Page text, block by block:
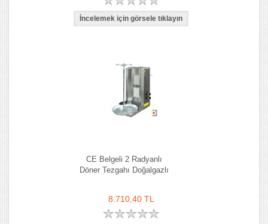
CE Belgeli 2 Radyanlı
Döner Tezgahı Doğalgazlı
8.710,40 TL